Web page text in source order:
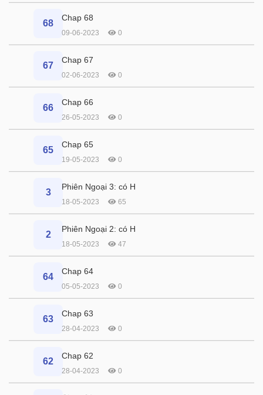
68
Chap 68
09-06-2023 0
67
Chap 67
02-06-2023 0
66
Chap 66
26-05-2023 0
65
Chap 65
19-05-2023 0
3
Phiên Ngoại 3: có H
18-05-2023 65
2
Phiên Ngoại 2: có H
18-05-2023 47
64
Chap 64
05-05-2023 0
63
Chap 63
28-04-2023 0
62
Chap 62
28-04-2023 0